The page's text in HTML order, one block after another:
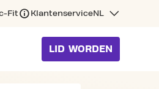
Fit KlantenserviceNL
LID WORDEN